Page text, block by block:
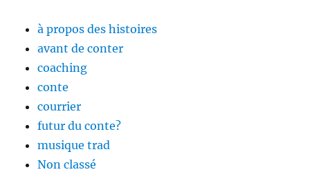
à propos des histoires
avant de conter
coaching
conte
courrier
futur du conte?
musique trad
Non classé